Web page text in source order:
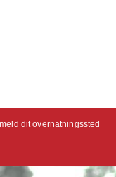
dit overnatningssted